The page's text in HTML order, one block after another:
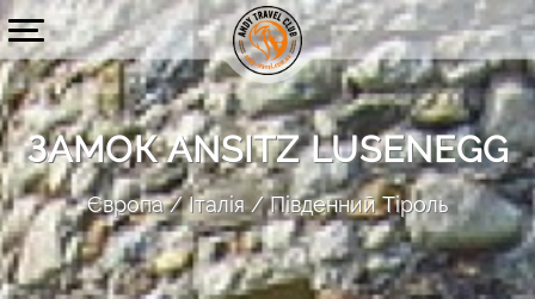
ЗАМОК ANSITZ LUSENEGG
Європа Італія Південний Тіроль